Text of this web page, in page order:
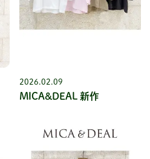
2026.02.09
MICA&DEAL 新作